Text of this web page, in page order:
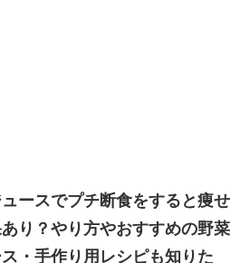
ースでプチ断食をすると痩せ
り？やり方やおすすめの野菜
・手作り用レシピも知りた